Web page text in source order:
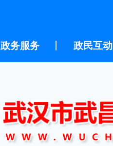
政务服务 政民互动